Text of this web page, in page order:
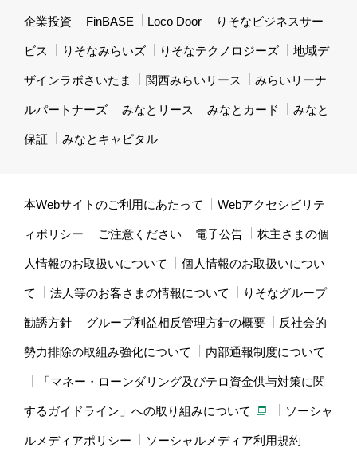
企業投資 FinBASE Loco Door りそなビジネスサー
ビス りそなみらいズ りそなテクノロジーズ 地域デ
ザインラボさいたま 関西みらいリース みらいリーナ
ルパートナーズ みなとリース みなとカード みなと
保証 みなとキャピタル
本Webサイトのご利用にあたって Webアクセシビリテ
ィポリシー ご注意ください 電子公告 株主さまの個
人情報のお取扱いについて 個人情報のお取扱いについ
て 法人等のお客さまの情報について りそなグループ
勧誘方針 グループ利益相反管理方針の概要 反社会的
勢力排除の取組み強化について 内部通報制度について
「マネー・ローンダリング及びテロ資金供与対策に関
するガイドライン」への取り組みについて ソーシャ
ルメディアポリシー ソーシャルメディア利用規約